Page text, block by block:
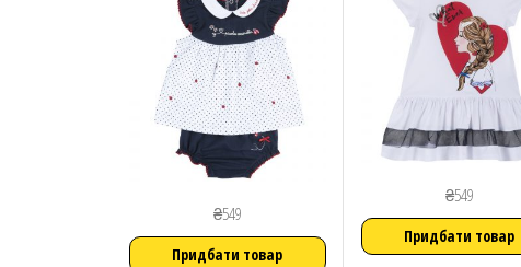
₴549
Придбати товар
₴549
Придбати товар